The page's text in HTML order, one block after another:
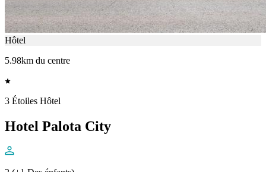
Hôtel
5.98km du centre
3 Étoiles Hôtel
Hotel Palota City